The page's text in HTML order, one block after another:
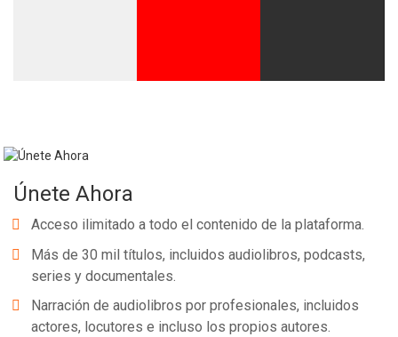
Únete Ahora
Acceso ilimitado a todo el contenido de la plataforma.
Más de 30 mil títulos, incluidos audiolibros, podcasts,
series y documentales.
Narración de audiolibros por profesionales, incluidos
actores, locutores e incluso los propios autores.